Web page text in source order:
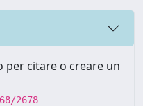
per citare o creare un
2678